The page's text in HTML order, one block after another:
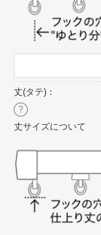
丈(タテ)：
丈サイズについて